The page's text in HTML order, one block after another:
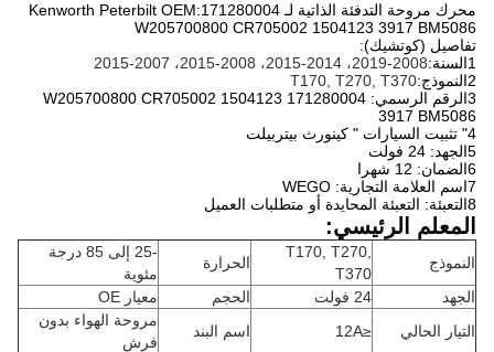
محرك مروحة التدفئة الذاتية لـ Kenworth Peterbilt OEM:171280004
W205700800 CR705002 1504123 3917 BM5086
تفاصيل (كوتشيك):
1السنة:
2008-2019، 2014-2015، 2008-2015، 2007-2015
2النموذج:
T170, T270, T370
3الرقم الرسمي: 171280004 W205700800 CR705002 1504123
3917 BM5086
4" تثبيت السيارات " كينورث بيتربيلت
5الجهد: 24 فولت
6الضمان: 12 شهرا
7اسم العلامة التجارية: WEGO
8التعبئة: التعبئة المحايدة أو متطلبات العميل
المعلم الرئيسي:
النموذج
T170, T270,
T370
الحرارة
-25 إلى 85 درجة
مئوية
الجهد
24 فولت الحجم
معيار OE
التيار الحالي
≤12A اسم البند
مروحة الهواء بدون
فرش